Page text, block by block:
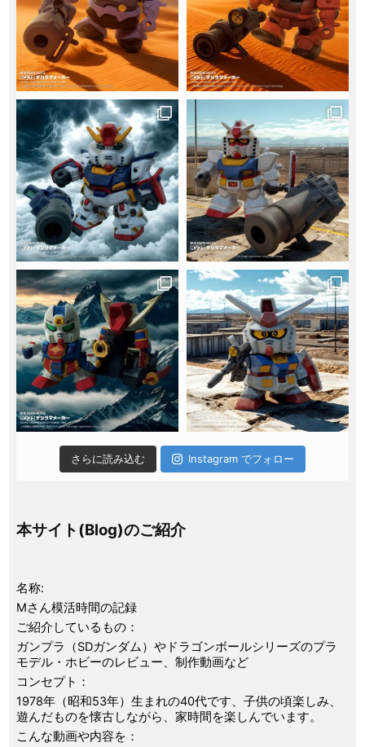
さらに読み込む Instagram でフォロー
本サイト(Blog)のご紹介
名称:
Mさん模活時間の記録
ご紹介しているもの：
ガンプラ（SDガンダム）やドラゴンボールシリーズのプラ
モデル・ホビーのレビュー、制作動画など
コンセプト：
1978年（昭和53年）生まれの40代です、子供の頃楽しみ、
遊んだものを懐古しながら、家時間を楽しんでいます。
こんな動画や内容を：